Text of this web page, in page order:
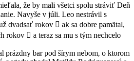
že by mali všetci spolu stráviť Deň
Navyše v júli. Leo nestrávil s
dvadsať rokov  ak sa dobre pamätal,
rokov  a teraz sa mu s tým nechcelo
prázdny bar pod šírym nebom, o ktorom